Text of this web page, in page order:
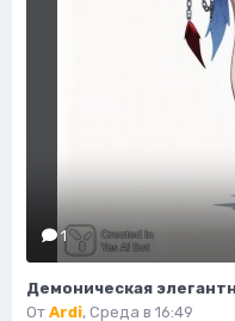
1
От Ardi, Среда в 16:49